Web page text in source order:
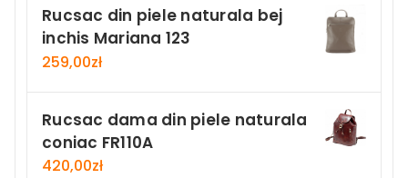
Rucsac din piele naturala bej
inchis Mariana 123
259,00zł
Rucsac dama din piele naturala
coniac FR110A
420,00zł